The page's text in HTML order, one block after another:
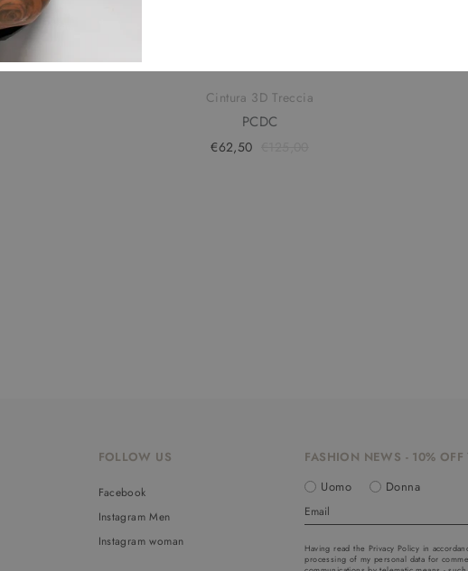
Cintura 3D Treccia
PCDC
€62,50
FOLLOW US
Facebook
Instagram Men
Instagram woman
FASHION NEWS - 10% OFF
Uomo
Donna
Having read the Privacy Policy in
processing of my personal data for